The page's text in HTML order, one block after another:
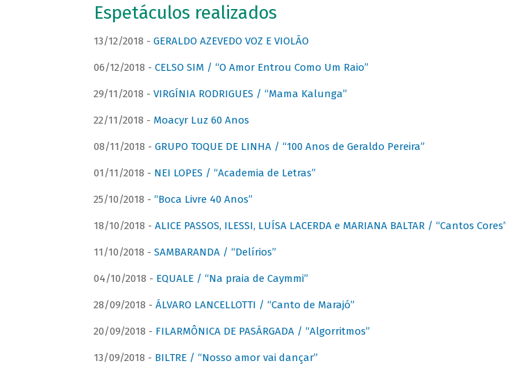
Espetáculos realizados
13/12/2018 - GERALDO AZEVEDO VOZ E VIOLÃO
06/12/2018 - CELSO SIM / “O Amor Entrou Como Um Raio”
29/11/2018 - VIRGÍNIA RODRIGUES / “Mama Kalunga”
22/11/2018 - Moacyr Luz 60 Anos
08/11/2018 - GRUPO TOQUE DE LINHA / “100 Anos de Geraldo Pereira”
01/11/2018 - NEI LOPES / “Academia de Letras”
25/10/2018 - “Boca Livre 40 Anos”
18/10/2018 - ALICE PASSOS, ILESSI, LUÍSA LACERDA e MARIANA BALTAR / “Cantos Cores”
11/10/2018 - SAMBARANDA / “Delírios”
04/10/2018 - EQUALE / “Na praia de Caymmi”
28/09/2018 - ÁLVARO LANCELLOTTI / “Canto de Marajó”
20/09/2018 - FILARMÔNICA DE PASÁRGADA / “Algorritmos”
13/09/2018 - BILTRE / “Nosso amor vai dançar”